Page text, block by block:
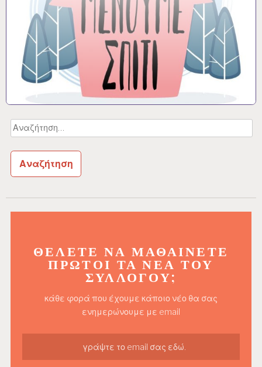
Αναζήτηση
για:
ΘΈΛΕΤΕ ΝΑ ΜΑΘΑΊΝΕΤΕ
ΠΡΏΤΟΙ ΤΑ ΝΈΑ ΤΟΥ
ΣΥΛΛΌΓΟΥ;
κάθε φορά που έχουμε κάποιο νέο θα σας
ενημερώνουμε με email